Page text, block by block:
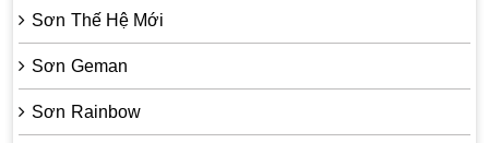
Sơn Thế Hệ Mới
Sơn Geman
Sơn Rainbow